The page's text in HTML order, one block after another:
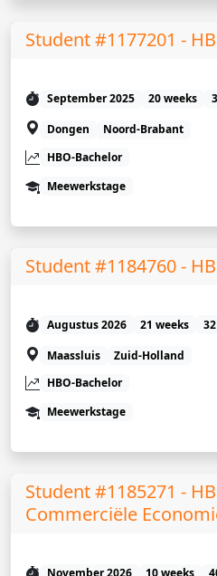
Student #1177201 -
September 2025 20 weeks
Dongen
Noord-Brabant
HBO-Bachelor
Meewerkstage
Student #1184760 -
Augustus 2026 21 weeks
Maassluis
Zuid-Holland
HBO-Bachelor
Meewerkstage
Student #1185271 -
Commerciële
November 2026 10 weeks